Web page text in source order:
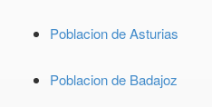
Poblacion de Asturias
Poblacion de Badajoz